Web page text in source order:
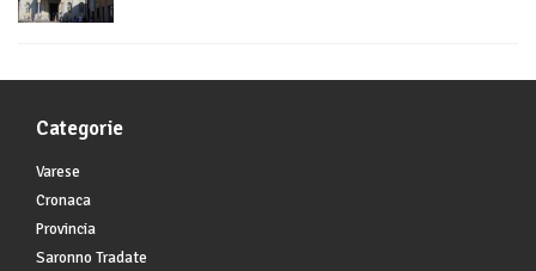
Categorie
Varese
Cronaca
Provincia
Saronno Tradate